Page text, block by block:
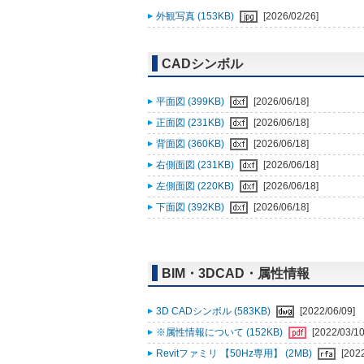
外観写真 (153KB) [2026/02/26]
CADシンボル
平面図 (399KB)
[2026/06/18]
正面図 (231KB)
[2026/06/18]
背面図 (360KB)
[2026/06/18]
右側面図 (231KB)
[2026/06/18]
左側面図 (220KB)
[2026/06/18]
下面図 (392KB)
[2026/06/18]
BIM・3DCAD・属性情報
3D CADシンボル (583KB)
[2022/06/09]
※属性情報について (152KB)
[2022/03/
Revitファミリ 【50Hz専用】 (2MB)